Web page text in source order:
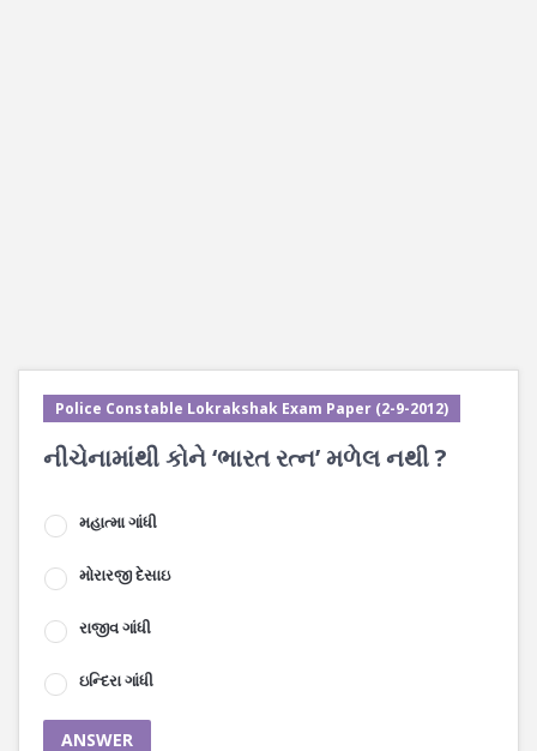
Police Constable Lokrakshak Exam Paper (2-9-2012)
નીચેનામાંથી કોને ‘ભારત રત્ન’ મળેલ નથી ?
મહાત્મા ગાંધી
મોરારજી દેસાઇ
રાજીવ ગાંધી
ઇન્દિરા ગાંધી
ANSWER